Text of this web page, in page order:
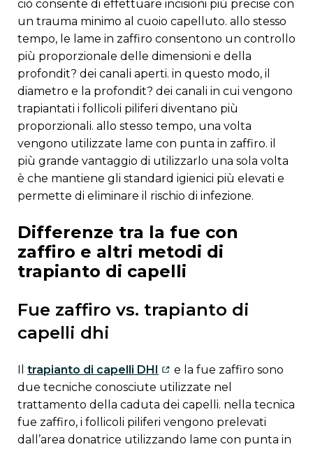
ciò consente di effettuare incisioni più precise con
un trauma minimo al cuoio capelluto. allo stesso
tempo, le lame in zaffiro consentono un controllo
più proporzionale delle dimensioni e della
profondit? dei canali aperti. in questo modo, il
diametro e la profondit? dei canali in cui vengono
trapiantati i follicoli piliferi diventano più
proporzionali. allo stesso tempo, una volta
vengono utilizzate lame con punta in zaffiro. il
più grande vantaggio di utilizzarlo una sola volta
è che mantiene gli standard igienici più elevati e
permette di eliminare il rischio di infezione.
differenze tra la fue con
zaffiro e altri metodi di
trapianto di capelli
fue zaffiro vs. trapianto di
capelli dhi
trapianto di capelli DHI
e la fue zaffiro sono
due tecniche conosciute utilizzate nel
trattamento della caduta dei capelli. nella tecnica
fue zaffiro, i follicoli piliferi vengono prelevati
dall’area donatrice utilizzando lame con punta in